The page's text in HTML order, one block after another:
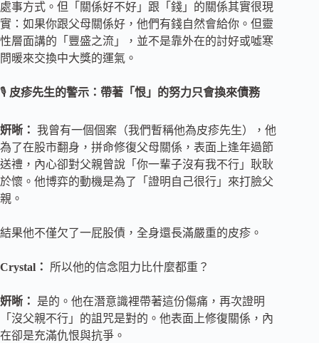
處事方式。但「關係好不好」跟「錢」的關係其實很現
實：如果你跟父母關係好，他們有錢自然會給你。但靈
性層面講的「豐盛之流」，並不是靠外在的討好或噓寒
問暖來交換中大獎的運氣。
🎙️ 皮疹先生的警示：帶著「恨」的努力只會換來債務
姸晰： 我曾有一個個案（我們暫稱他為皮疹先生），他
為了在股市翻身，拼命修復父母關係，表面上逢年過節
送禮，內心卻對父親曾說「你一輩子沒有我不行」耿耿
於懷。他博弈的動機是為了「證明自己很行」來打臉父
親。
結果他不僅欠了一屁股債，全身還長滿嚴重的皮疹。
Crystal： 所以他的信念阻力比什麼都重？
姸晰：
是的。他在潛意識裡帶著這份傷痛，再次證明
「沒父親不行」的詛咒是對的。他表面上修復關係，內
在卻是充滿仇恨與抗爭。